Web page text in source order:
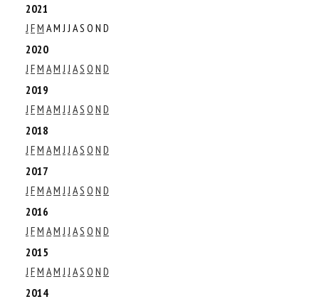
2021
J FM AM J J AS O N D
2020
J FM AM J J AS O N D
2019
J FM AM J J AS O N D
2018
J FM AM J J AS O N D
2017
J FM AM J J AS O N D
2016
J FM AM J J AS O N D
2015
J FM AM J J AS O N D
2014